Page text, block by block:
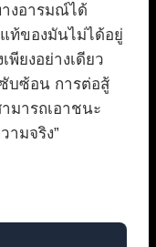
งอารมณ์ได้
ท้ของมันไม่ได้อยู่
ยงอย่างเดียว
บซ้อน การต่อสู้
มารถเอาชนะ
ามจริง”